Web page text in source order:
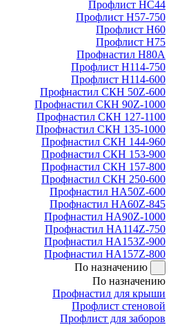
Профлист НС44
Профлист Н57-750
Профлист Н60
Профлист Н75
Профнастил Н80А
Профлист Н114-750
Профлист Н114-600
Профнастил СКН 50Z-600
Профнастил СКН 90Z-1000
Профнастил СКН 127-1100
Профнастил СКН 135-1000
Профнастил СКН 144-960
Профнастил СКН 153-900
Профнастил СКН 157-800
Профнастил СКН 250-600
Профнастил НА50Z-600
Профнастил НА60Z-845
Профнастил НА90Z-1000
Профнастил НА114Z-750
Профнастил НА153Z-900
Профнастил НА157Z-800
По назначению
По назначению
Профнастил для крыши
Профлист стеновой
Профлист для заборов